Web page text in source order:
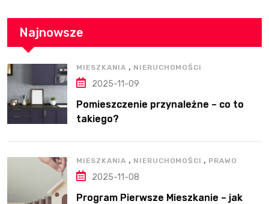
Najnowsze
MIESZKANIA , NIERUCHOMOŚCI
2025-11-09
Pomieszczenie przynależne – co to
takiego?
MIESZKANIA , NIERUCHOMOŚCI , PRAWO
2025-11-08
Program Pierwsze Mieszkanie – jak